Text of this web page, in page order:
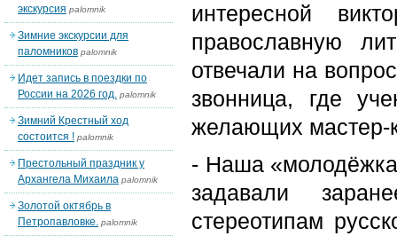
интересной
православную
отвечали на
звонница, где
желающих мастер-
- Наша
задавали
стереотипам
экскурсия palomnik
Зимние экскурсии для
паломников palomnik
Идет запись в поездки по
России на 2026 год. palomnik
Зимний Крестный ход
состоится ! palomnik
Престольный праздник у
Архангела Михаила palomnik
Золотой октябрь в
Петропавловке. palomnik